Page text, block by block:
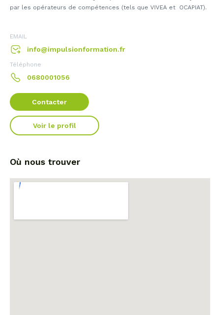
par les opérateurs de compétences (tels que VIVEA et OCAPIAT).
EMAIL
info@impulsionformation.fr
Téléphone
0680001056
Contacter
Voir le profil
Où nous trouver